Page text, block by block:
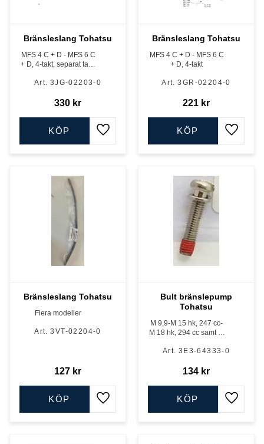
Bränsleslang Tohatsu
MFS 4 C + D - MFS 6 C
+ D, 4-takt, separat tank
3JG-02203-0
330 kr
Lägg till i favoriter
KÖP
Bränsleslang Tohatsu
MFS 4 C + D - MFS 6 C
+ D, 4-takt
3GR-02204-0
221 kr
Lägg
KÖP
Bränsleslang Tohatsu
Flera modeller
3VT-02204-0
127 kr
Lägg till i favoriter
KÖP
Bult bränslepump
Tohatsu
M 9,9-M 15 hk, 247 cc-
M 18 hk, 294 cc samt M
3E3-64333-0
134 kr
Lägg
KÖP